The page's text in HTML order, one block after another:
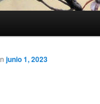
junio 1, 2023